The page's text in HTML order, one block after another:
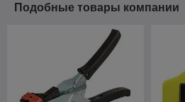
Подобные товары компании